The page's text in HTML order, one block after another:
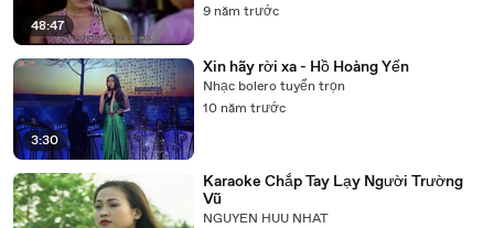
48:47
9 năm trước
3:30
Xin hãy rời xa - Hồ Hoàng Yến
Nhạc bolero tuyển trọn
10 năm trước
Karaoke Chắp Tay Lạy Người Trường
Vũ
NGUYEN HUU NHAT